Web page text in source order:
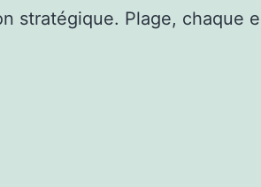
stratégique. Plage, chaque